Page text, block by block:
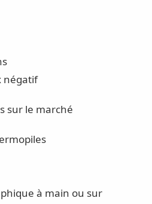
négatif
sur le marché
à main ou sur